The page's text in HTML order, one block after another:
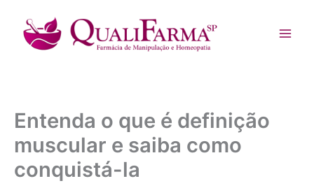
Entenda o que é definição
muscular e saiba como
conquistá-la